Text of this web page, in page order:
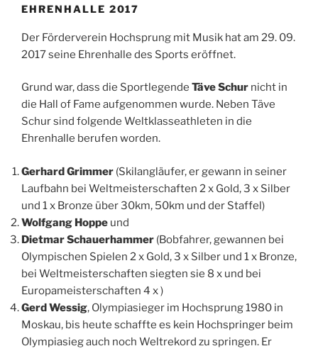
EHRENHALLE 2017
Der Förderverein Hochsprung mit Musik hat am 29. 09.
2017 seine Ehrenhalle des Sports eröffnet.
Grund war, dass die Sportlegende Täve Schur nicht in
die Hall of Fame aufgenommen wurde. Neben Täve
Schur sind folgende Weltklasseathleten in die
Ehrenhalle berufen worden.
Gerhard Grimmer (Skilangläufer, er gewann in seiner
Laufbahn bei Weltmeisterschaften 2 x Gold, 3 x Silber
und 1 x Bronze über 30km, 50km und der Staffel)
Wolfgang Hoppe und
Dietmar Schauerhammer (Bobfahrer, gewannen bei
Olympischen Spielen 2 x Gold, 3 x Silber und 1 x Bronze,
bei Weltmeisterschaften siegten sie 8 x und bei
Europameisterschaften 4 x )
Gerd Wessig, Olympiasieger im Hochsprung 1980 in
Moskau, bis heute schaffte es kein Hochspringer beim
Olympiasieg auch noch Weltrekord zu springen. Er